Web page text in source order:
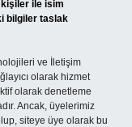
kişiler ile isim
bilgiler taslak
ve İletişim
olarak hizmet
olarak denetleme
Ancak, üyelerimiz
siteye üye olarak bu